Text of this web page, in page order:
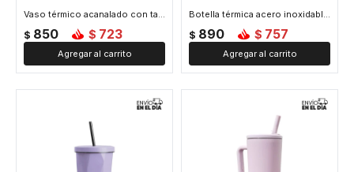
Vaso térmico acanalado con tapa 450ml - Lila
$ 850 $ 723
Botella térmica acero inoxidable 600ml diseño minimalista - Lila
$ 890 $ 757